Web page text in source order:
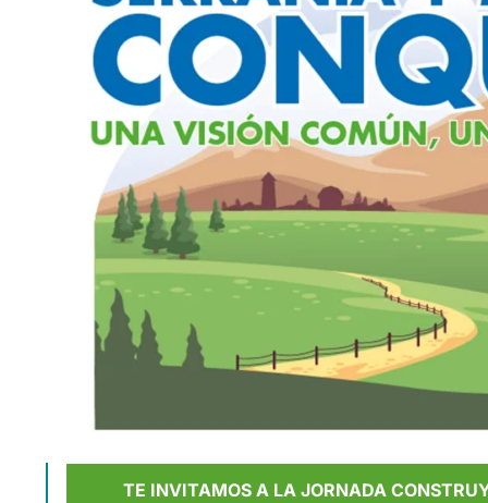
TE INVITAMOS A LA JORNADA